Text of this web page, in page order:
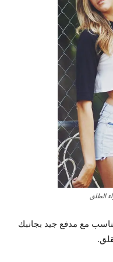
الطلق
مع مدفع جيد بجانبك